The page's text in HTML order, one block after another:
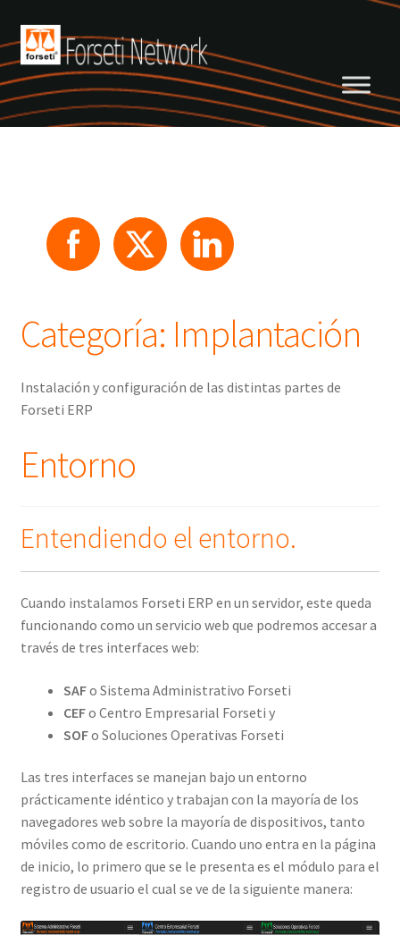
Saltar
a
navegación
Ir
al
contenido
Categoría: Implantación
Instalación y configuración de las distintas partes de
Forseti ERP
Entorno
Entendiendo el entorno.
Cuando instalamos Forseti ERP en un servidor, este queda
funcionando como un servicio web que podremos accesar a
través de tres interfaces web:
SAFo Sistema Administrativo Forseti
CEFo Centro Empresarial Forseti y
SOFo Soluciones Operativas Forseti
Las tres interfaces se manejan bajo un entorno
prácticamente idéntico y trabajan con la mayoría de los
navegadores web sobre la mayoría de dispositivos, tanto
móviles como de escritorio. Cuando uno entra en la página
de inicio, lo primero que se le presenta es el módulo para el
registro de usuario el cual se ve de la siguiente manera: